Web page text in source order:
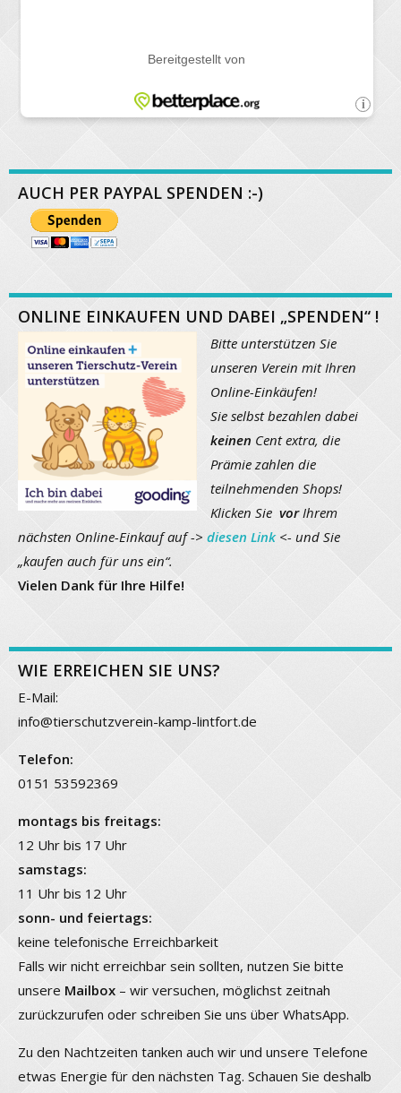
AUCH PER PAYPAL SPENDEN :-)
ONLINE EINKAUFEN UND DABEI „SPENDEN“ !
Bitte unterstützen Sie
unseren Verein mit Ihren
Online-Einkäufen!
Sie selbst bezahlen dabei
keinen Cent extra, die
Prämie zahlen die
teilnehmenden Shops!
Klicken Sie vorIhrem
nächsten Online-Einkauf auf -> diesen Link<- und Sie
„kaufen auch für uns ein“.
Vielen Dank für Ihre Hilfe!
WIE ERREICHEN SIE UNS?
E-Mail:
info@tierschutzverein-kamp-lintfort.de
Telefon:
0151 53592369
montags bis freitags:
12 Uhr bis 17 Uhr
samstags:
11 Uhr bis 12 Uhr
sonn- und feiertags:
keine telefonische Erreichbarkeit
Falls wir nicht erreichbar sein sollten, nutzen Sie bitte
unsere Mailbox – wir versuchen, möglichst zeitnah
zurückzurufen oder schreiben Sie uns über WhatsApp.
Zu den Nachtzeiten tanken auch wir und unsere Telefone
etwas Energie für den nächsten Tag. Schauen Sie deshalb